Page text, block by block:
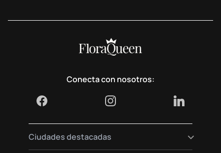
Ciudades destacadas
Conecta con nosotros: